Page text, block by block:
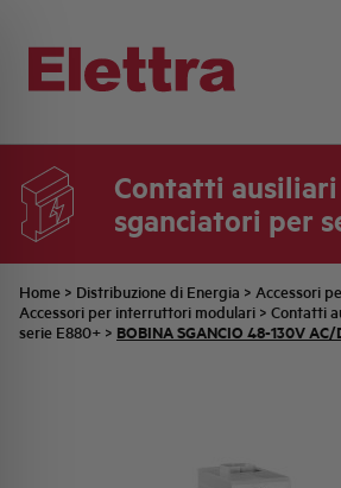
Contatti ausiliari
sganciatori per
Home > Distribuzione di Energia > Accessori
Accessori per interruttori modulari > Contatti
serie E880+ > BOBINA SGANCIO 48-130V
SETTORI
INDUSTRIALE
DISTRIBUZIONE DI ENERGIA
AUTOMAZIONE INDUSTRIALE
RETE COMMERCIALE
UFFICIO TECNICO
PREVENTIVAZIONE
COMMESSE QUADRI
AZIENDA
FAMIGLIA BELLINI
TUTTE LE NEWS
ULTIME NOTIZIE
JOB CAREERS
PARTNER